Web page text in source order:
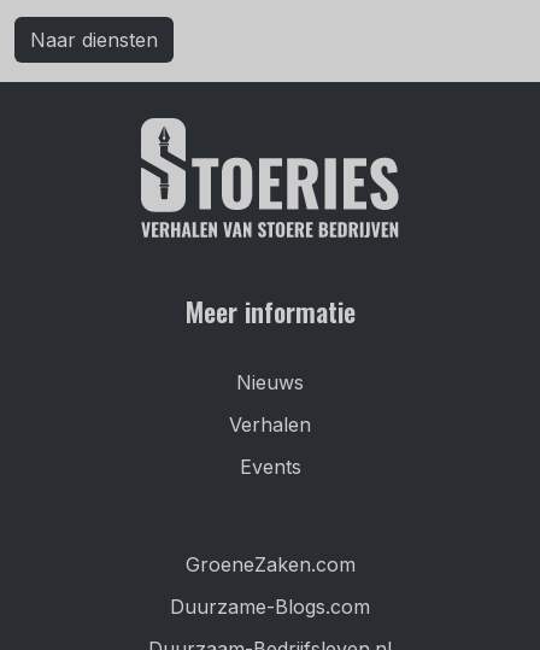
Naar diensten
Meer informatie
Nieuws
Verhalen
Events
GroeneZaken.com
Duurzame-Blogs.com